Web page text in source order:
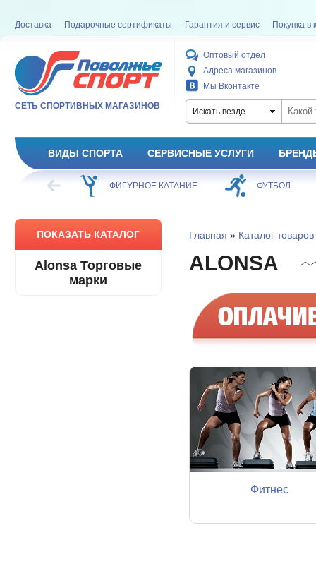
Доставка Подарочные сертификаты Гарантия и сервис Покупка в
СЕТЬ СПОРТИВНЫХ МАГАЗИНОВ
Оптовый отдел
Адреса магазинов
Мы Вконтакте
Искать везде
ВИДЫ СПОРТА СЕРВИСНЫЕ УСЛУГИ
ХОККЕЙ ФИГУРНОЕ КАТАНИЕ ФУТБОЛ
ПОКАЗАТЬ КАТАЛОГ
Alonsa Торговые
марки
Главная » Каталог товаров
ALONSA
Фитнес